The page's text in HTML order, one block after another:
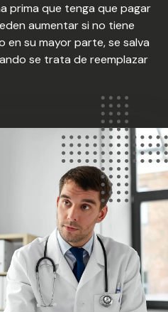
prima que tenga que pagar
aumentar si no tiene
su mayor parte, se salva
se trata de reemplazar